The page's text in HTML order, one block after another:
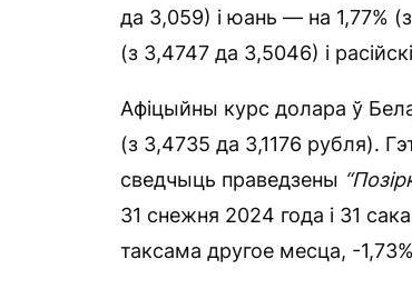
да 3,059) і юань — на 1,77%
(з 3,4747 да 3,5046) і
Афіцыйны курс долара ў
(з 3,4735 да 3,1176 рубля).
сведчыць праведзены
31 снежня 2024 года і 31
таксама другое месца, -